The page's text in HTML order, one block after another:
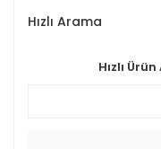
Hızlı Arama
Hızlı